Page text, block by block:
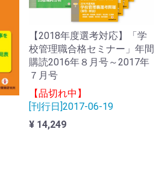
【2018年度選考対応】「学
校管理職合格セミナー」年間
購読2016年８月号～2017年
７月号
【品切れ中】
[刊行日]2017-06-19
¥ 14,249